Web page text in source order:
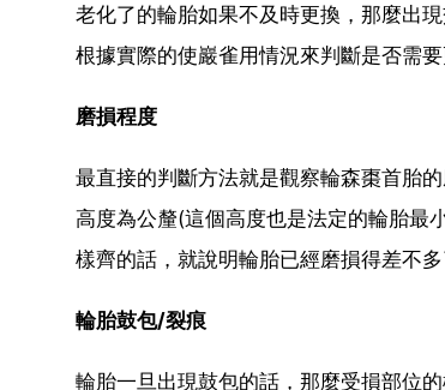
老化了的輪胎如果不及時更換，那麼出
根據實際的使巖雀用情況來判斷是否需
磨損程度
最直接的判斷方法就是觀察輪森棗首胎
高度為公釐(這個高度也是法定的輪胎最
樣齊的話，就說明輪胎已經磨損得差不多
輪胎鼓包/裂痕
輪胎一旦出現鼓包的話，那麼受損部位